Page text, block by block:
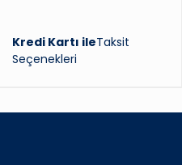
Kredi Kartı ileTaksit
Seçenekleri